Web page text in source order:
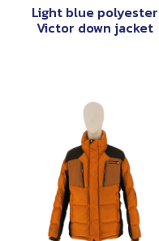
Light blue polyester
Victor down jacket